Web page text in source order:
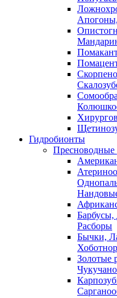
Гидробионты
Расборы
Бычки,
Золотые